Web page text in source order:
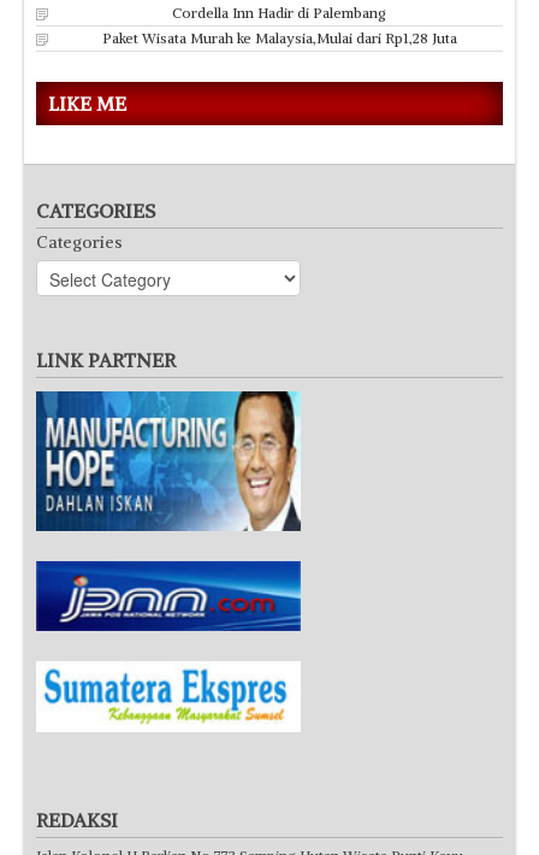
Cordella Inn Hadir di Palembang
Paket Wisata Murah ke Malaysia,Mulai dari Rp1,28 Juta
LIKE ME
CATEGORIES
Categories
LINK PARTNER
REDAKSI